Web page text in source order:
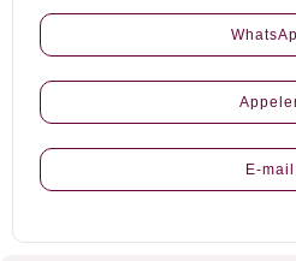
E-mail